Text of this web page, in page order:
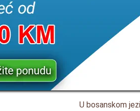
U bosanskom